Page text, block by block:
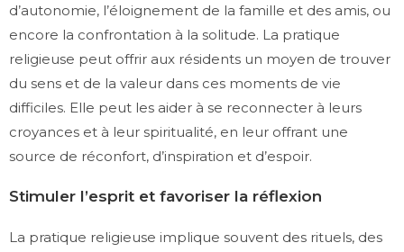
d’autonomie, l’éloignement de la famille et des amis, ou
encore la confrontation à la solitude. La pratique
religieuse peut offrir aux résidents un moyen de trouver
du sens et de la valeur dans ces moments de vie
difficiles. Elle peut les aider à se reconnecter à leurs
croyances et à leur spiritualité, en leur offrant une
source de réconfort, d’inspiration et d’espoir.
Stimuler l’esprit et favoriser la réflexion
La pratique religieuse implique souvent des rituels, des